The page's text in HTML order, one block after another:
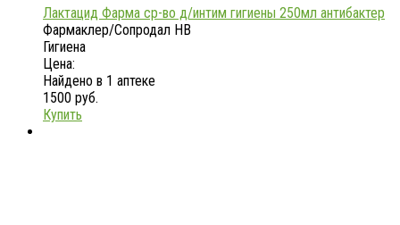
Лактацид Фарма ср-во д/интим гигиены 250мл антибактер
Фармаклер/Сопродал НВ
Гигиена
Цена:
Найдено в 1 аптеке
1500 руб.
Купить